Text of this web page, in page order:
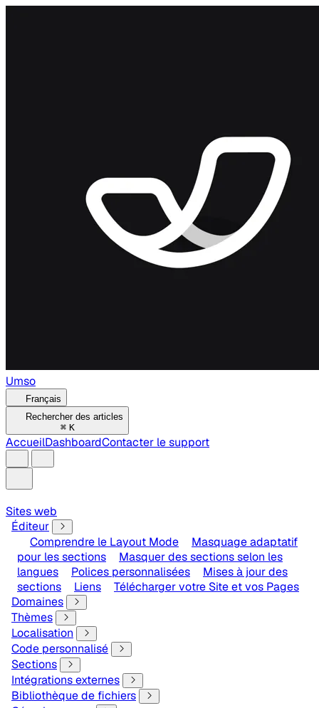
Umso
Français
Rechercher des articles
⌘ K
AccueilDashboardContacter le support
Sites web
Éditeur
Comprendre le Layout Mode
Masquage adaptatif
pour les sections
Masquer des sections selon les
langues
Polices personnalisées
Mises à jour des
sections
Liens
Télécharger votre Site et vos Pages
Domaines
Thèmes
Localisation
Code personnalisé
Sections
Intégrations externes
Bibliothèque de fichiers